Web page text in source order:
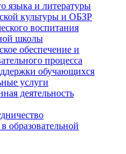
языка и литературы
культуры и ОБЗР
воспитания
школы
обеспечение и
процесса
обучающихся
услуги
деятельность
образовательной